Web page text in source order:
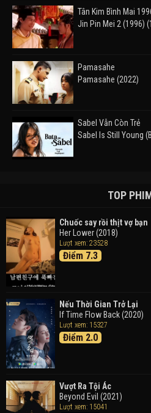
Tân Kim Bình Mai
Jin Pin Mei 2 (1996)
Pamasahe
Pamasahe (2022)
Sabel Vẫn Còn Trẻ
Sabel Is Still Young
Takas (2024)
Thám Tử Lừng Danh
Đen
Detective Conan:
Trong Tranh
Doraemon the
Tháng Ngày Tươi Đẹp
TOP
Chuốc say rồi thịt vợ bạn
Her Lower (2018)
Lượt xem: 23528
Điểm 7.3
Nếu Thời Gian Trở Lại
If Time Flow Back (2020)
Lượt xem: 15327
Điểm 2.0
Vượt Ra Tội Ác
Beyond Evil (2021)
Lượt xem: 15041